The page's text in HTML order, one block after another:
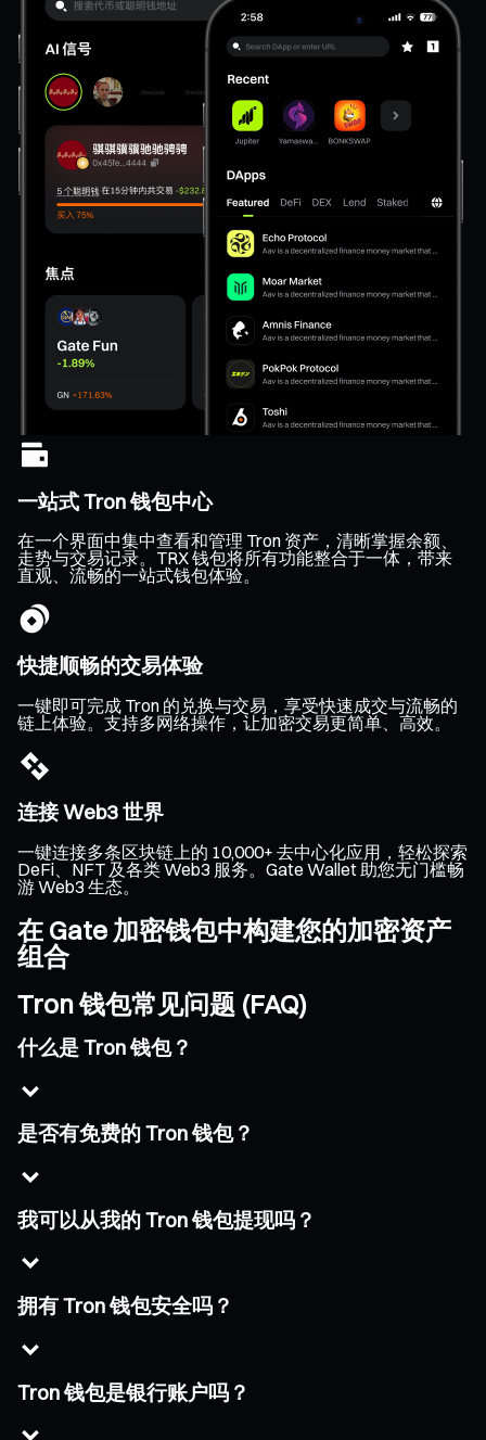
一站式 Tron 钱包中心
在一个界面中集中查看和管理 Tron 资产，清晰掌握余额、
走势与交易记录。TRX 钱包将所有功能整合于一体，带来
直观、流畅的一站式钱包体验。
快捷顺畅的交易体验
一键即可完成 Tron 的兑换与交易，享受快速成交与流畅的
链上体验。支持多网络操作，让加密交易更简单、高效。
连接 Web3 世界
一键连接多条区块链上的 10,000+ 去中心化应用，轻松探索
DeFi、NFT 及各类 Web3 服务。Gate Wallet 助您无门槛畅
游 Web3 生态。
在 Gate 加密钱包中构建您的加密资产
组合
Tron 钱包常见问题 (FAQ)
什么是 Tron 钱包？
是否有免费的 Tron 钱包？
我可以从我的 Tron 钱包提现吗？
拥有 Tron 钱包安全吗？
Tron 钱包是银行账户吗？